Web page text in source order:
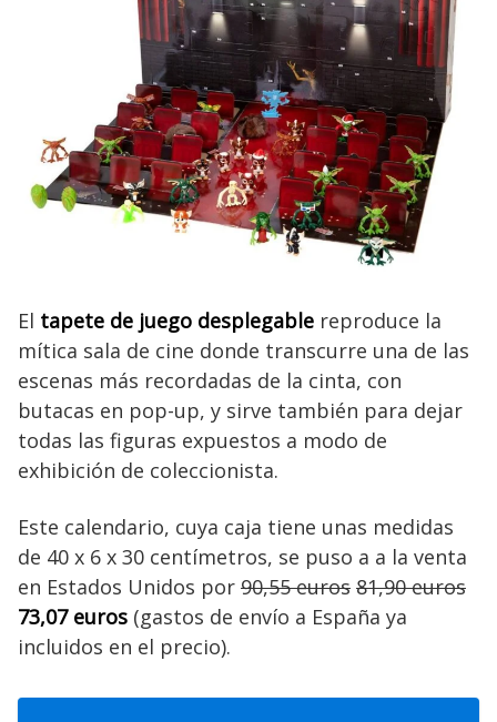
El tapete de juego desplegable reproduce la
mítica sala de cine donde transcurre una de las
escenas más recordadas de la cinta, con
butacas en pop-up, y sirve también para dejar
todas las figuras expuestos a modo de
exhibición de coleccionista.
Este calendario, cuya caja tiene unas medidas
de 40 x 6 x 30 centímetros, se puso a a la venta
en Estados Unidos por 90,55 euros 81,90 euros
73,07 euros (gastos de envío a España ya
incluidos en el precio).